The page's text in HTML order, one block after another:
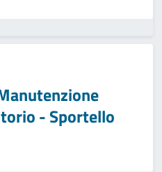
- Sportello